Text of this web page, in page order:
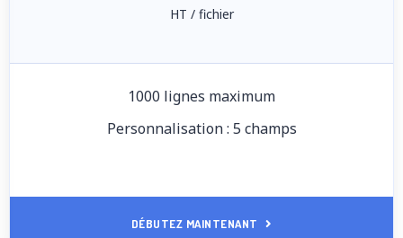
HT / fichier
1000 lignes maximum
Personnalisation : 5 champs
DÉBUTEZ MAINTENANT